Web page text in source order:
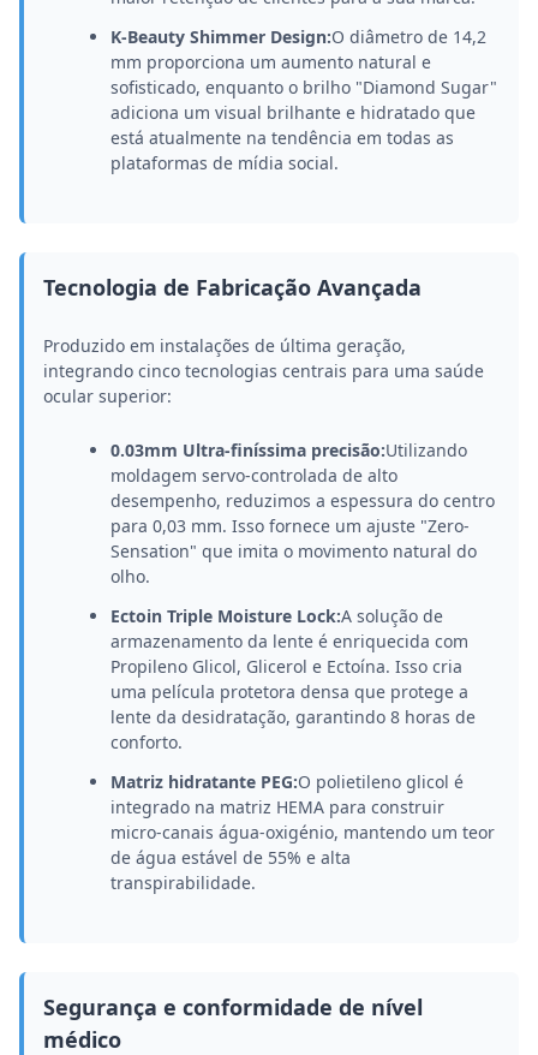
K-Beauty Shimmer Design:O diâmetro de 14,2
mm proporciona um aumento natural e
sofisticado, enquanto o brilho "Diamond Sugar"
adiciona um visual brilhante e hidratado que
está atualmente na tendência em todas as
plataformas de mídia social.
Tecnologia de Fabricação Avançada
Produzido em instalações de última geração,
integrando cinco tecnologias centrais para uma saúde
ocular superior:
0.03mm Ultra-finíssima precisão:Utilizando
moldagem servo-controlada de alto
desempenho, reduzimos a espessura do centro
para 0,03 mm. Isso fornece um ajuste "Zero-
Sensation" que imita o movimento natural do
olho.
Ectoin Triple Moisture Lock:A solução de
armazenamento da lente é enriquecida com
Propileno Glicol, Glicerol e Ectoína. Isso cria
uma película protetora densa que protege a
lente da desidratação, garantindo 8 horas de
conforto.
Matriz hidratante PEG:O polietileno glicol é
integrado na matriz HEMA para construir
micro-canais água-oxigénio, mantendo um teor
de água estável de 55% e alta
transpirabilidade.
Segurança e conformidade de nível
médico